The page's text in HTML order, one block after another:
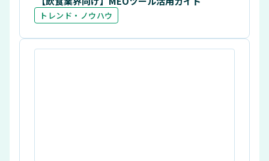
トレンド・ノウハウ